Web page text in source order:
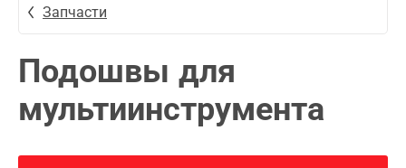
Запчасти
Подошвы для
мультиинструмента